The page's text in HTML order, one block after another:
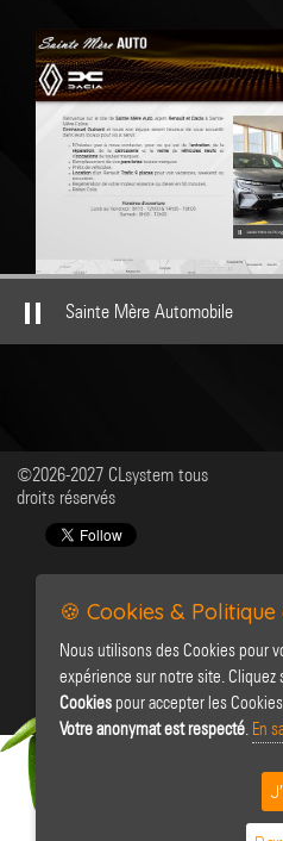
Sainte Mère Automobile
©2026-2027 CLsystem tous
droits réservés
🍪 Cookies &
Nous utilisons des Cookies pour
expérience sur notre site. Cliquez
Cookiespour accepter les
Votre anonymat est respecté. En